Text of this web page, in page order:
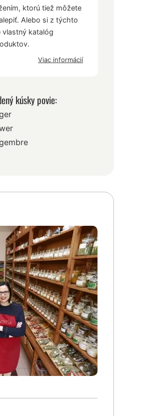
ktorú tiež môžete
Alebo si z týchto
katalóg
Viac informácií
kúsky povie: